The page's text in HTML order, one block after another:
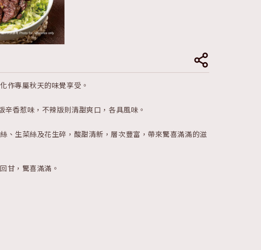
作專屬秋天的味覺享受。
香惹味，不辣版則清甜爽口，各具風味。
、生菜絲及花生碎，酸甜清新，層次豐富，帶來驚喜滿滿的滋
甘，驚喜滿滿。